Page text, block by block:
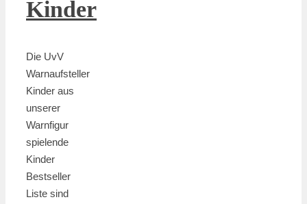
Kinder
Die UvV
Warnaufsteller
Kinder aus
unserer
Warnfigur
spielende
Kinder
Bestseller
Liste sind